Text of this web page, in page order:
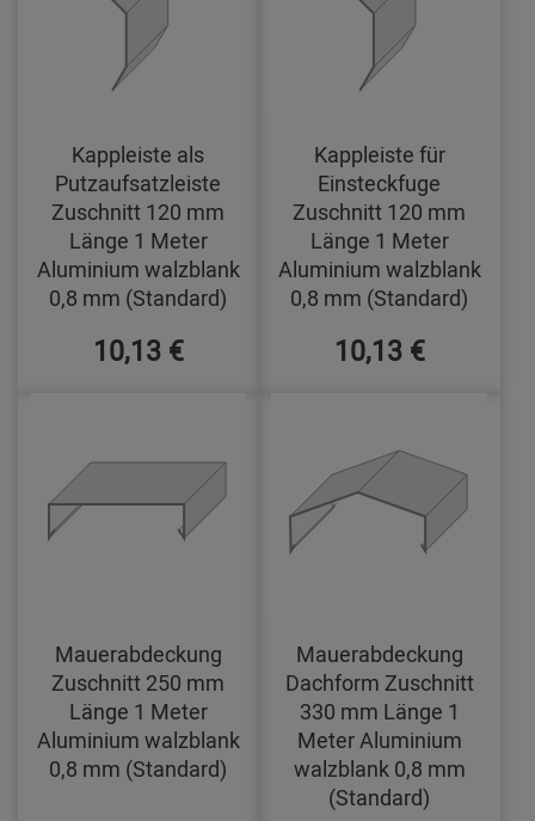
Kappleiste als
Putzaufsatzleiste
Zuschnitt 120 mm
Länge 1 Meter
Aluminium walzblank
0,8 mm (Standard)
10,13 €
Kappleiste für
Einsteckfuge
Zuschnitt 120 mm
Länge 1 Meter
Aluminium walzblank
0,8 mm (Standard)
10,13 €
Mauerabdeckung
Zuschnitt 250 mm
Länge 1 Meter
Aluminium walzblank
0,8 mm (Standard)
Mauerabdeckung
Dachform Zuschnitt
330 mm Länge 1
Meter Aluminium
walzblank 0,8 mm
(Standard)